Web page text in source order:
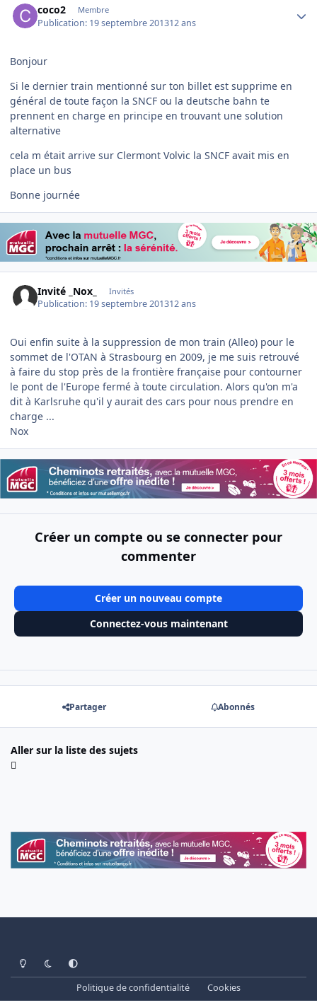
coco2 Membre
Publication: 19 septembre 201312 ans
Bonjour
Si le dernier train mentionné sur ton billet est supprime en
général de toute façon la SNCF ou la deutsche bahn te
prennent en charge en principe en trouvant une solution
alternative
cela m était arrive sur Clermont Volvic la SNCF avait mis en
place un bus
Bonne journée
Invité _Nox_ Invités
Publication: 19 septembre 201312 ans
Oui enfin suite à la suppression de mon train (Alleo) pour le
sommet de l'OTAN à Strasbourg en 2009, je me suis retrouvé
à faire du stop près de la frontière française pour contourner
le pont de l'Europe fermé à toute circulation. Alors qu'on m'a
dit à Karlsruhe qu'il y aurait des cars pour nous prendre en
charge ...
Nox
Créer un compte ou se connecter pour
commenter
Créer un nouveau compte
Connectez-vous maintenant
Partager Abonnés
Aller sur la liste des sujets
Light ModeDark ModeSystem Preference
Politique de confidentialité
Cookies